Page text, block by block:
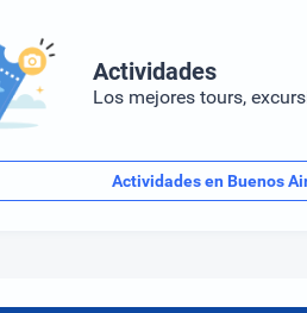
Actividades
Los mejores tours,
Actividades en Buenos